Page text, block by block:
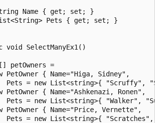
Name { get; set; }
Pets { get; set; }
SelectManyEx1()
petOwners =
PetOwner { Name="Higa, Sidney",
Pets = new List<string>{ "Scruffy",
PetOwner { Name="Ashkenazi, Ronen",
Pets = new List<string>{ "Walker",
PetOwner { Name="Price, Vernette",
Pets = new List<string>{